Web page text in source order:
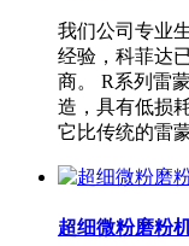
我们公司专业
经验，科菲达
商。 R系列雷
造，具有低损
它比传统的雷
超细微粉磨粉